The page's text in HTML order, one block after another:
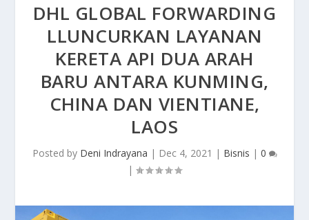
DHL GLOBAL FORWARDING
LLUNCURKAN LAYANAN
KERETA API DUA ARAH
BARU ANTARA KUNMING,
CHINA DAN VIENTIANE,
LAOS
Posted by Deni Indrayana | Dec 4, 2021 | Bisnis | 0
|